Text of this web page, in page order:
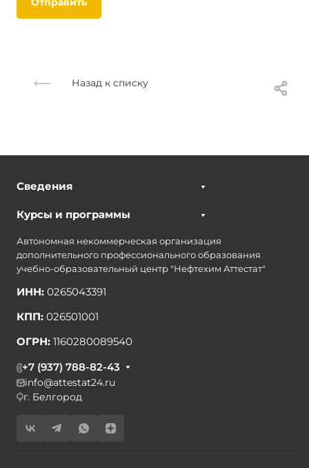
Назад к списку
Сведения
Курсы и программы
Автономная некоммерческая организация
дополнительного профессионального образования
учебно-образовательный центр "Нефтехим Аттестат"
ИНН: 0265043391
КПП: 026501001
ОГРН: 1160280089540
+7 (937) 788-82-43
info@attestat24.ru
г. Белгород